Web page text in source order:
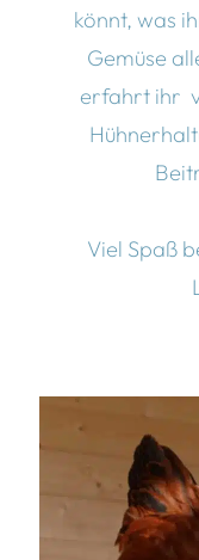
könnt, was
Gemüse
erfahrt ihr
Viel Spaß